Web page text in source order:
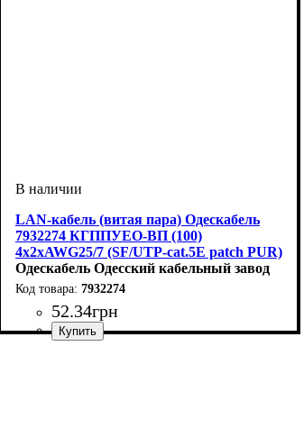
LAN-кабель (витая пара) Одескабель
7932274 КГППУЕО-ВП (100)
4х2хAWG25/7 (SF/UTP-cat.5E patch PUR)
Одескабель Одесский кабельный завод
7932274
52.34грн